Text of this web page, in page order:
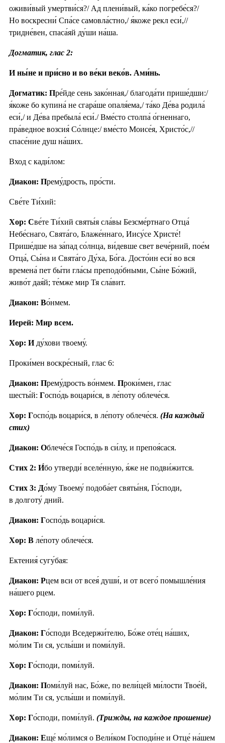
оживи́вый умертви́ся?/ Ад плени́вый, ка́ко погребе́ся?/
Но воскресни́ Спа́се самовла́стно,/ я́коже рекл еси́,//
тридне́вен, спаса́яй ду́ши на́ша.
Догматик, глас 2:
И ны́не и при́сно и во ве́ки веко́в. Ами́нь.
Догматик: Пре́йде сень зако́нная,/ благода́ти прише́дши:/
я́коже бо купина́ не сгара́ше опаля́ема,/ та́ко Де́ва родила́
еси́,/ и Де́ва пребыла́ еси́./ Вме́сто столпа́ о́гненнаго,
пра́ведное возсия́ Со́лнце:/ вме́сто Моисе́я, Христо́с,//
спасе́ние душ на́ших.
Вход с кади́лом:
Диакон: Прему́дрость, про́сти.
Све́те Ти́хий:
Хор: Све́те Ти́хий святы́я сла́вы Безсме́ртнаго Отца́
Небе́снаго, Свята́го, Блаже́ннаго, Иису́се Христе́!
Прише́дше на за́пад со́лнца, ви́девше свет вече́рний, пое́м
Отца́, Сы́на и Свята́го Ду́ха, Бо́га. Досто́ин еси́ во вся
времена́ пет бы́ти гла́сы преподо́бными, Сы́не Бо́жий,
живо́т дая́й; те́мже мир Тя сла́вит.
Диакон: Во́нмем.
Иерей: Мир всем.
Хор: Иду́хови твоему́.
Проки́мен воскре́сный, глас 6:
Диакон: Прему́дрость во́нмем. Проки́мен, глас
шесты́й: Госпо́дь воцари́ся, в ле́поту облече́ся.
Хор: Госпо́дь воцари́ся, в ле́поту облече́ся. (На каждый
стих)
Диакон: Облече́ся Госпо́дь в си́лу, и препоя́сася.
Стих 2: И́бо утверди́ вселе́нную, я́же не подви́жится.
Стих 3: До́му Твоему́ подоба́ет святы́ня, Го́споди,
в долготу́ дний.
Диакон: Госпо́дь воцари́ся.
Хор: В ле́поту облече́ся.
Ектения́ сугу́бая:
Диакон: Рцем вси от всея́ души́, и от всего́ помышле́ния
на́шего рцем.
Хор: Го́споди, поми́луй.
Диакон: Го́споди Вседержи́телю, Бо́же оте́ц на́ших,
мо́лим Ти ся, услы́ши и поми́луй.
Хор: Го́споди, поми́луй.
Диакон: Поми́луй нас, Бо́же, по вели́цей ми́лости Твое́й,
мо́лим Ти ся, услы́ши и поми́луй.
Хор: Го́споди, поми́луй. (Трижды, на каждое прошение)
Диакон: Еще́ мо́лимся о Вели́ком Господи́не и Отце́ на́шем